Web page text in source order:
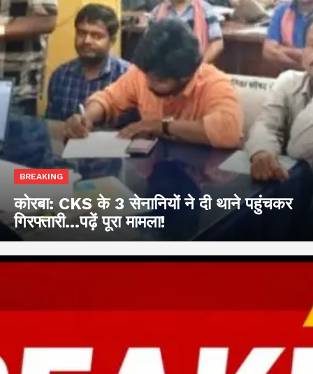
BREAKING
कोरबा: CKS के 3 सेनानियों ने दी थाने पहुंचकर
गिरफ्तारी…पढ़ें पूरा मामला!